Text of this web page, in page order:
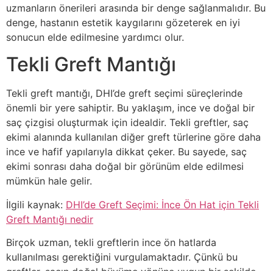
uzmanların önerileri arasında bir denge sağlanmalıdır. Bu
denge, hastanın estetik kaygılarını gözeterek en iyi
sonucun elde edilmesine yardımcı olur.
Tekli Greft Mantığı
Tekli greft mantığı, DHI’de greft seçimi süreçlerinde
önemli bir yere sahiptir. Bu yaklaşım, ince ve doğal bir
saç çizgisi oluşturmak için idealdir. Tekli greftler, saç
ekimi alanında kullanılan diğer greft türlerine göre daha
ince ve hafif yapılarıyla dikkat çeker. Bu sayede, saç
ekimi sonrası daha doğal bir görünüm elde edilmesi
mümkün hale gelir.
İlgili kaynak: DHI’de Greft Seçimi: İnce Ön Hat için Tekli
Greft Mantığı nedir
Birçok uzman, tekli greftlerin ince ön hatlarda
kullanılması gerektiğini vurgulamaktadır. Çünkü bu